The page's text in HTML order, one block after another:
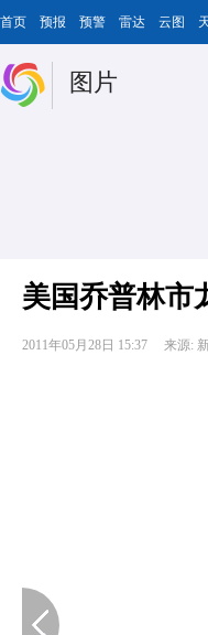
首页 预报 预警 雷达 云图
图片
美国乔普林市
2011年05月28日 15:37 来源: